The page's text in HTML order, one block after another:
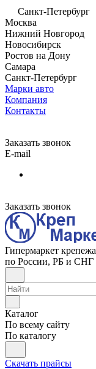
Санкт-Петербург
Москва
Нижний Новгород
Новосибирск
Ростов на Дону
Самара
Санкт-Петербург
Марки авто
Компания
Контакты
Заказать звонок
E-mail
Заказать звонок
Гипермаркет крепежа
по России, РБ и СНГ
Каталог
По всему сайту
По каталогу
Скачать прайсы